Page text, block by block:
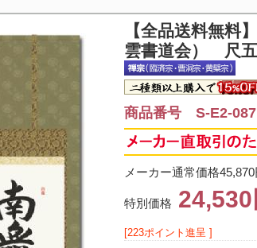
【全品送料無料】
雲書道会） 尺
商品番号 S-E2-087
メーカー通常価格
特別価格 24,530
[223ポイント進呈 ]